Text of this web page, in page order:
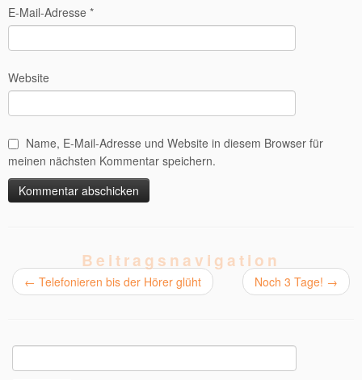
E-Mail-Adresse *
Website
Name, E-Mail-Adresse und Website in diesem Browser für
meinen nächsten Kommentar speichern.
Beitragsnavigation
← Telefonieren bis der Hörer glüht Noch 3 Tage! →
nach: